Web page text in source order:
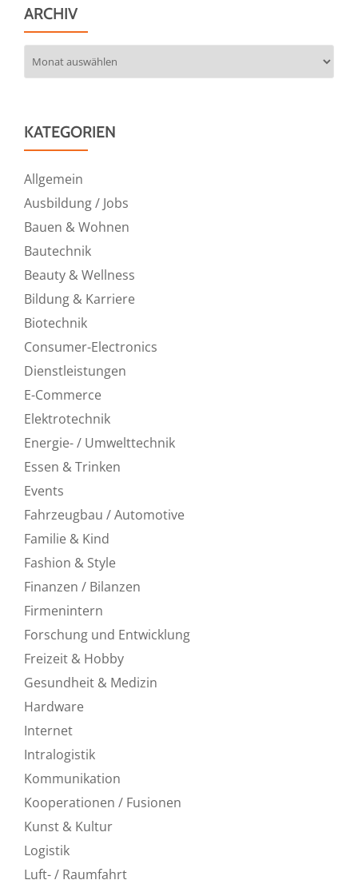
ARCHIV
KATEGORIEN
Allgemein
Ausbildung / Jobs
Bauen & Wohnen
Bautechnik
Beauty & Wellness
Bildung & Karriere
Biotechnik
Consumer-Electronics
Dienstleistungen
E-Commerce
Elektrotechnik
Energie- / Umwelttechnik
Essen & Trinken
Events
Fahrzeugbau / Automotive
Familie & Kind
Fashion & Style
Finanzen / Bilanzen
Firmenintern
Forschung und Entwicklung
Freizeit & Hobby
Gesundheit & Medizin
Hardware
Internet
Intralogistik
Kommunikation
Kooperationen / Fusionen
Kunst & Kultur
Logistik
Luft- / Raumfahrt